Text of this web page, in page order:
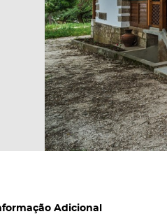
Adicional